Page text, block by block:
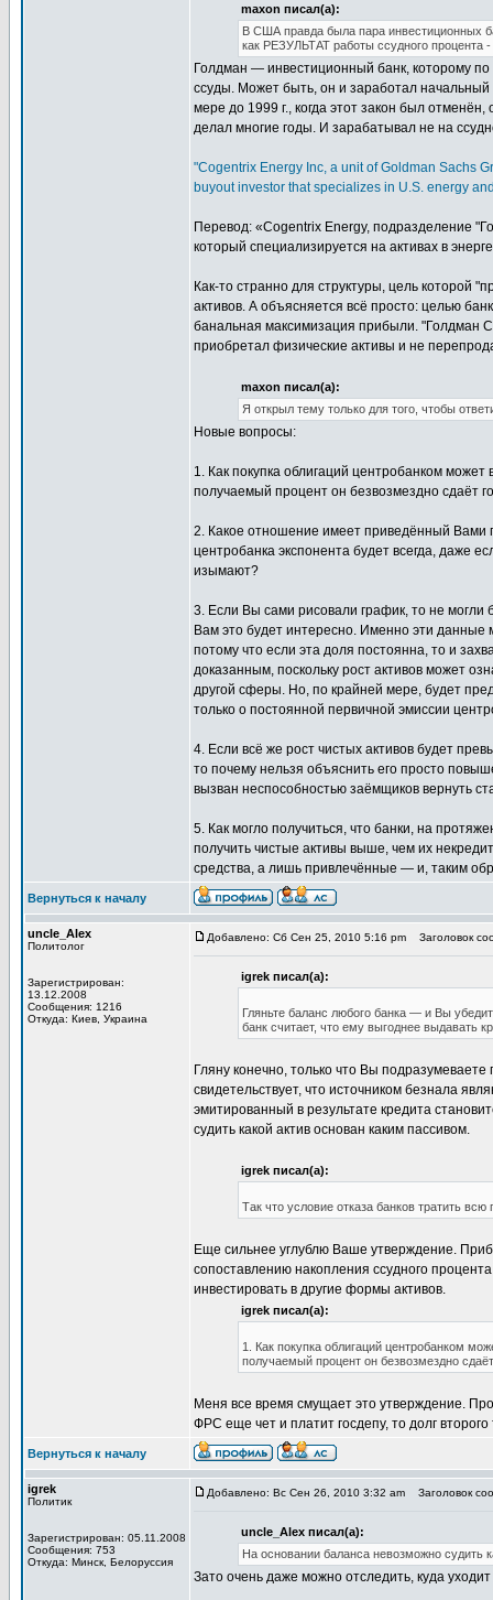
maxon писал(а):
В США правда была пара инвестиционных
как РЕЗУЛЬТАТ работы ссудного процента
Голдман — инвестиционный банк, которому
ссуды. Может быть, он и заработал начальный
мере до 1999 г., когда этот закон был
делал многие годы. И зарабатывал не на
"Cogentrix Energy Inc, a unit of Goldman Sachs
buyout investor that specializes in U.S. energy
Перевод: «Cogentrix Energy, подразделение
который специализируется на активах в
Как-то странно для структуры, цель которой
активов. А объясняется всё просто: целью
банальная максимизация прибыли. "Голдман
приобретал физические активы и не
maxon писал(а):
Я открыл тему только для того, чтобы
Новые вопросы:
1. Как покупка облигаций центробанком
получаемый процент он безвозмездно сдаёт
2. Какое отношение имеет приведённый Вами
центробанка экспонента будет всегда, даже
изымают?
3. Если Вы сами рисовали график, то не
Вам это будет интересно. Именно эти данные
потому что если эта доля постоянна, то и
доказанным, поскольку рост активов может
другой сферы. Но, по крайней мере, будет
только о постоянной первичной эмиссии
4. Если всё же рост чистых активов будет
то почему нельзя объяснить его просто
вызван неспособностью заёмщиков вернуть
5. Как могло получиться, что банки, на
получить чистые активы выше, чем их
средства, а лишь привлечённые — и, таким
Вернуться к началу
uncle_Alex
Политолог
Зарегистрирован:
13.12.2008
Сообщения: 1216
Откуда: Киев, Украина
Добавлено: Сб Сен 25, 2010 5:16 pm Заголовок
igrek писал(а):
Гляньте баланс любого банка — и Вы
банк считает, что ему выгоднее выдавать
Гляну конечно, только что Вы
свидетельствует, что источником безнала
эмитированный в результате кредита
судить какой актив основан каким пассивом.
igrek писал(а):
Так что условие отказа банков тратить
Еще сильнее углублю Ваше утверждение.
сопоставлению накопления ссудного
инвестировать в другие формы активов.
igrek писал(а):
1. Как покупка облигаций центробанком
получаемый процент он безвозмездно
Меня все время смущает это утверждение.
ФРС еще чет и платит госдепу, то долг
Вернуться к началу
igrek
Политик
Зарегистрирован: 05.11.2008
Сообщения: 753
Откуда: Минск, Белоруссия
Добавлено: Вс Сен 26, 2010 3:32 am Заголовок
uncle_Alex писал(а):
На основании баланса невозможно судить
Зато очень даже можно отследить, куда